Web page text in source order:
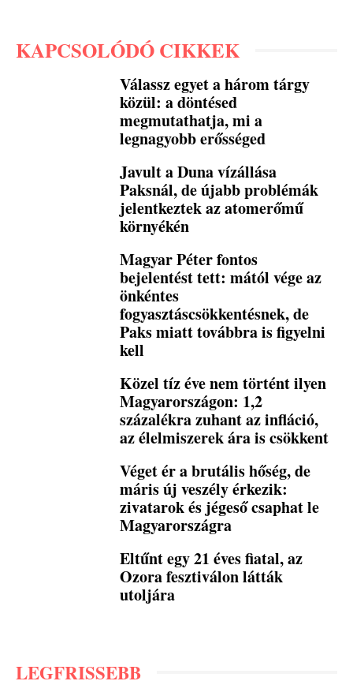
KAPCSOLÓDÓ CIKKEK
Válassz egyet a három tárgy
közül: a döntésed
megmutathatja, mi a
legnagyobb erősséged
Javult a Duna vízállása
Paksnál, de újabb problémák
jelentkeztek az atomerőmű
környékén
Magyar Péter fontos
bejelentést tett: mától vége az
önkéntes
fogyasztáscsökkentésnek, de
Paks miatt továbbra is figyelni
kell
Közel tíz éve nem történt ilyen
Magyarországon: 1,2
százalékra zuhant az infláció,
az élelmiszerek ára is csökkent
Véget ér a brutális hőség, de
máris új veszély érkezik:
zivatarok és jégeső csaphat le
Magyarországra
Eltűnt egy 21 éves fiatal, az
Ozora fesztiválon látták
utoljára
LEGFRISSEBB